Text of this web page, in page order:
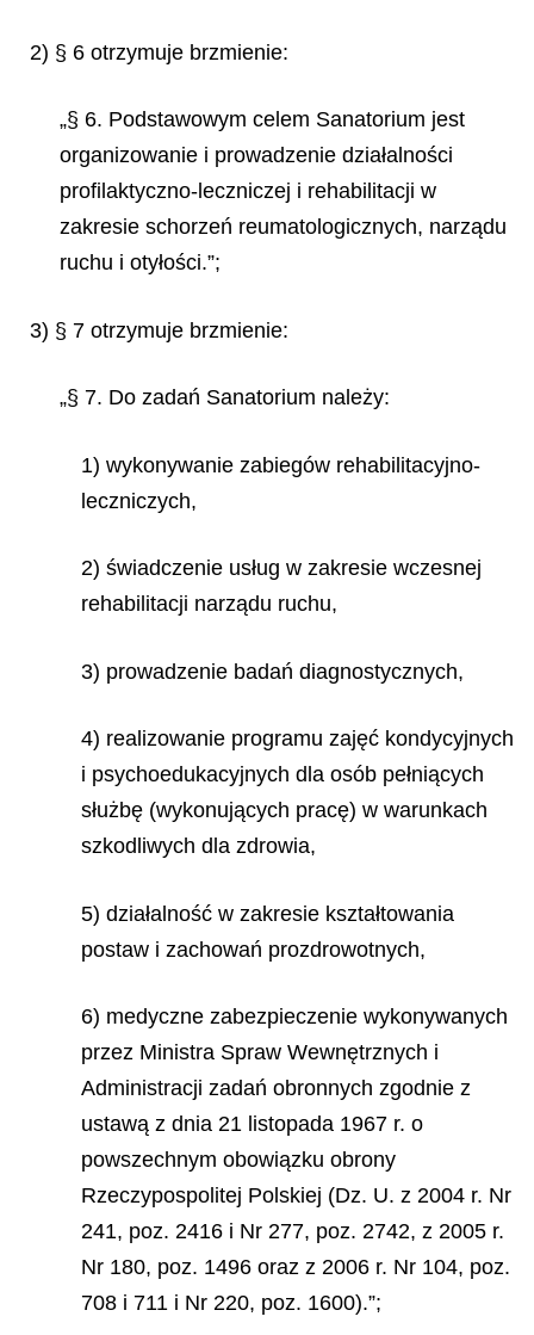
2) § 6 otrzymuje brzmienie:
„§ 6. Podstawowym celem Sanatorium jest
organizowanie i prowadzenie działalności
profilaktyczno-leczniczej i rehabilitacji w
zakresie schorzeń reumatologicznych, narządu
ruchu i otyłości.”;
3) § 7 otrzymuje brzmienie:
„§ 7. Do zadań Sanatorium należy:
1) wykonywanie zabiegów rehabilitacyjno-
leczniczych,
2) świadczenie usług w zakresie wczesnej
rehabilitacji narządu ruchu,
3) prowadzenie badań diagnostycznych,
4) realizowanie programu zajęć kondycyjnych
i psychoedukacyjnych dla osób pełniących
służbę (wykonujących pracę) w warunkach
szkodliwych dla zdrowia,
5) działalność w zakresie kształtowania
postaw i zachowań prozdrowotnych,
6) medyczne zabezpieczenie wykonywanych
przez Ministra Spraw Wewnętrznych i
Administracji zadań obronnych zgodnie z
ustawą z dnia 21 listopada 1967 r. o
powszechnym obowiązku obrony
Rzeczypospolitej Polskiej (Dz. U. z 2004 r. Nr
241, poz. 2416 i Nr 277, poz. 2742, z 2005 r.
Nr 180, poz. 1496 oraz z 2006 r. Nr 104, poz.
708 i 711 i Nr 220, poz. 1600).”;